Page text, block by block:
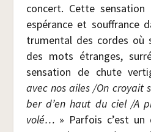
concert. Cette sen­sa­tion
espé­rance et souf­france
tru­men­tal des cordes où
des mots étranges,
sen­sa­tion de chute
avec nos ailes /​On croyait
ber d’en haut du ciel /​A
volé… » Par­fois c’est